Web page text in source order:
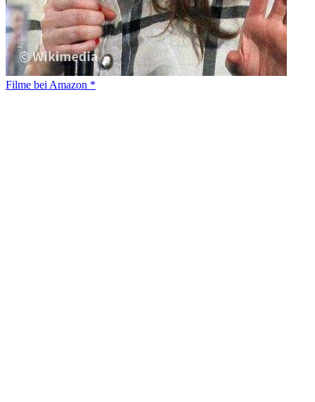
Filme bei Amazon *